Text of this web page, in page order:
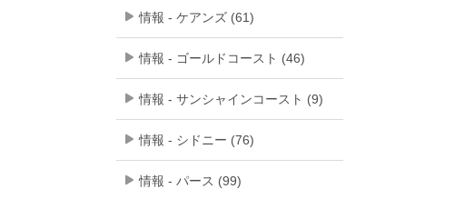
情報 - ケアンズ (61)
情報 - ゴールドコースト (46)
情報 - サンシャインコースト (9)
情報 - シドニー (76)
情報 - パース (99)